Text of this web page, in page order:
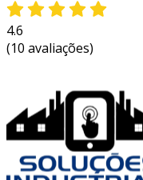
4.6
(10 avaliações)